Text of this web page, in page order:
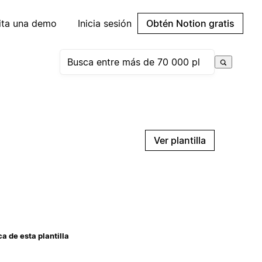
una demo Inicia sesión Obtén Notion gratis
Ver plantilla
de esta plantilla